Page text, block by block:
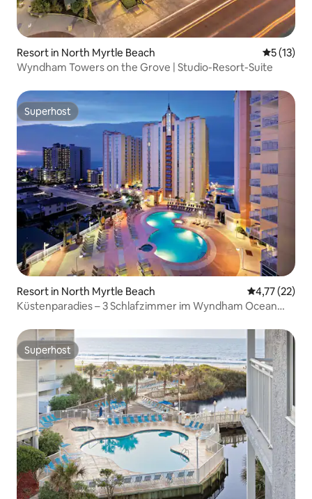
Resort in North Myrtle Beach
5 (13)
Wyndham Towers on the Grove | Studio-Resort-Suite
Superhost
Superhost
Resort in North Myrtle Beach
4,77 (22)
Küstenparadies – 3 Schlafzimmer im Wyndham Ocean
Superhost
Superhost